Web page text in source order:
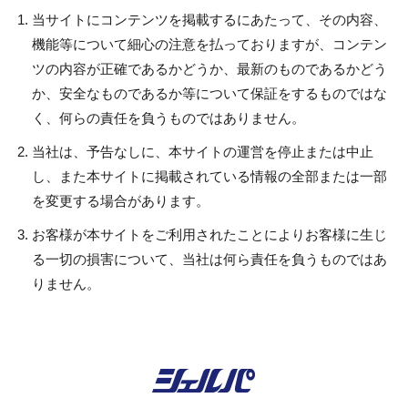
当サイトにコンテンツを掲載するにあたって、その内容、
機能等について細心の注意を払っておりますが、コンテン
ツの内容が正確であるかどうか、最新のものであるかどう
か、安全なものであるか等について保証をするものではな
く、何らの責任を負うものではありません。
当社は、予告なしに、本サイトの運営を停止または中止
し、また本サイトに掲載されている情報の全部または一部
を変更する場合があります。
お客様が本サイトをご利用されたことによりお客様に生じ
る一切の損害について、当社は何ら責任を負うものではあ
りません。